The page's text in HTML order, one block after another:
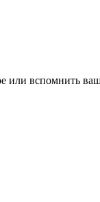
или вспомнить